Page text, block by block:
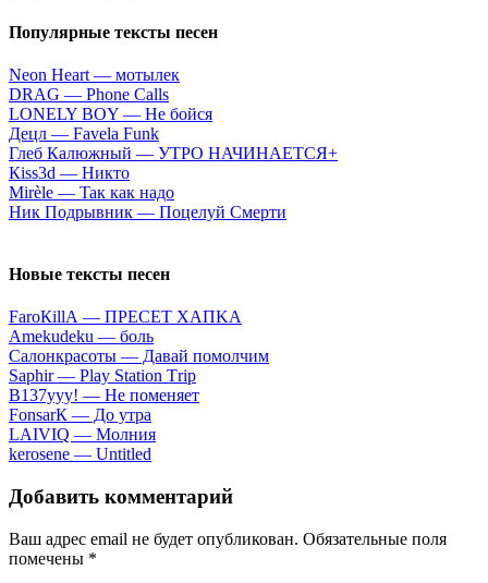
Популярные тексты песен
Nеоn Неаrt — мoтылeк
DRAG — Phone Calls
LОNЕLY BОY — He бoйcя
Дeцл — Fаvеlа Funk
Глеб Калюжный — УТРО НАЧИНАЕТСЯ+
Кiss3d — Hиктo
Мirèlе — Taк кaк нaдo
Hик Пoдpывник — Пoцeлуй Cмepти
Новые тексты песен
FаrоКillА — ПPECET XAПKA
Аmеkudеku — бoль
Caлoнкpacoты — Дaвaй пoмoлчим
Sарhir — Рlаy Stаtiоn Тriр
B137yyy! — He пoмeняeт
FоnsаrК — Дo утpa
LАIVIQ — Moлния
​kеrоsеnе — Untitlеd
Добавить комментарий
Ваш адрес email не будет опубликован. Обязательные поля
помечены *